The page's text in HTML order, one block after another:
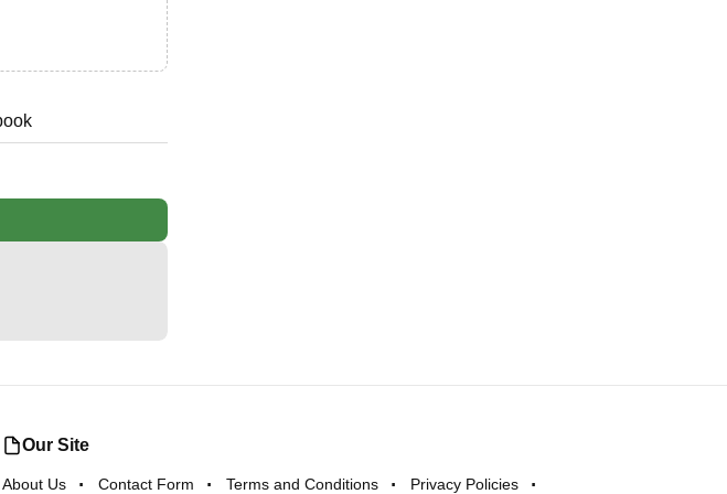
Our Site
About Us Contact Form Terms and Conditions Privacy Policies